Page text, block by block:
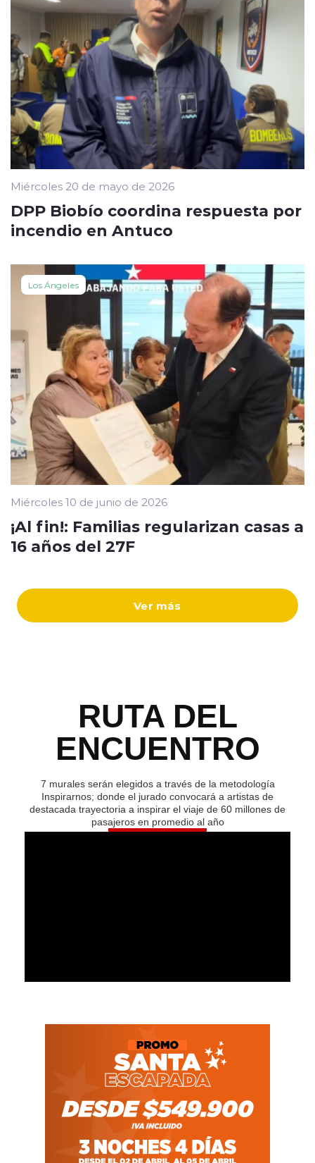
Ver más
Miércoles 20 de mayo de 2026
DPP Biobío coordina respuesta por
incendio en Antuco
Los Ángeles
Miércoles 10 de junio de 2026
¡Al fin!: Familias regularizan casas a
16 años del 27F
RUTA DEL
ENCUENTRO
7 murales serán elegidos a través de la metodología
Inspirarnos; donde el jurado convocará a artistas de
destacada trayectoria a inspirar el viaje de 60 millones de
pasajeros en promedio al año